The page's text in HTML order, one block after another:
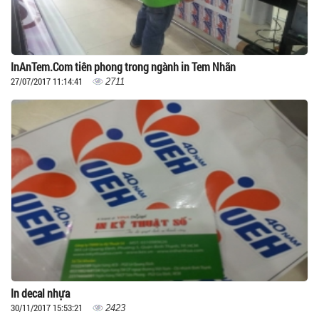
InAnTem.Com tiên phong trong ngành in Tem Nhãn
27/07/2017 11:14:41 2711
In decal nhựa
30/11/2017 15:53:21 2423